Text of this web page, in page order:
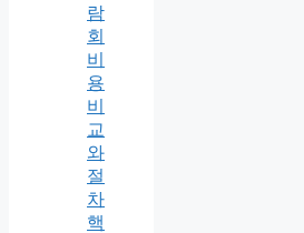
람
회
비
용
비
교
와
절
차
핵